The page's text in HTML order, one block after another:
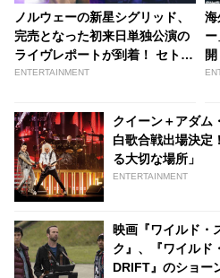
ノルウェーの新星シグリッド、
完売となった初来日単独公演の
ライヴレポートが到着！ セトリ
がプレイリストとなって公開 -
ENTERTAINMENT
海
クイーン＋アダム
白歌合戦出場決定
る大切な場所」
ENTERTAINMENT
映画『ワイルド・
ク』、『ワイルド
DRIFT』のショー